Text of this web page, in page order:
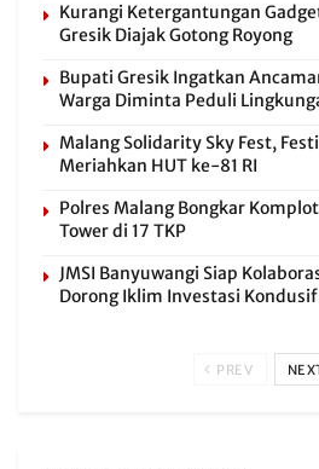
Kurangi Ketergantungan
Gresik Diajak Gotong Royong
Bupati Gresik Ingatkan
Warga Diminta Peduli
Malang Solidarity Sky Fest,
Meriahkan HUT ke-81 RI
Polres Malang Bongkar
Tower di 17 TKP
JMSI Banyuwangi Siap
Dorong Iklim Investasi Kondusif
PREV